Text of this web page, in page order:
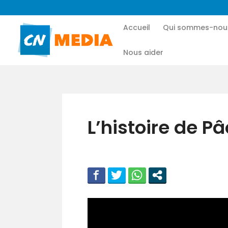
Accueil Qui sommes-
Nous aider
L’histoire de